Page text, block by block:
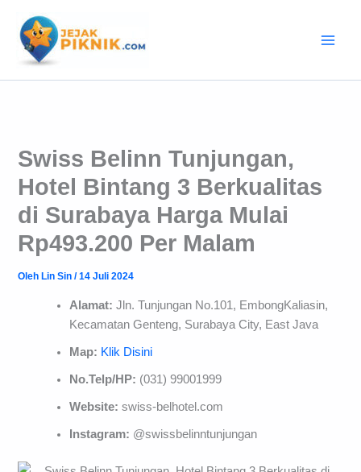
konten
Swiss Belinn Tunjungan,
Hotel Bintang 3 Berkualitas
di Surabaya Harga Mulai
Rp493.200 Per Malam
Oleh Lin Sin/14 Juli 2024
Alamat: Jln. Tunjungan No.101, EmbongKaliasin,
Kecamatan Genteng, Surabaya City, East Java
Map: Klik Disini
No.Telp/HP: (031) 99001999
Website: swiss-belhotel.com
Instagram: @swissbelinntunjungan